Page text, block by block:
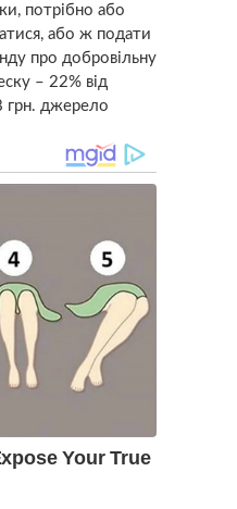
потрібно або
або ж подати
про добровільну
– 22% від
грн. джерело